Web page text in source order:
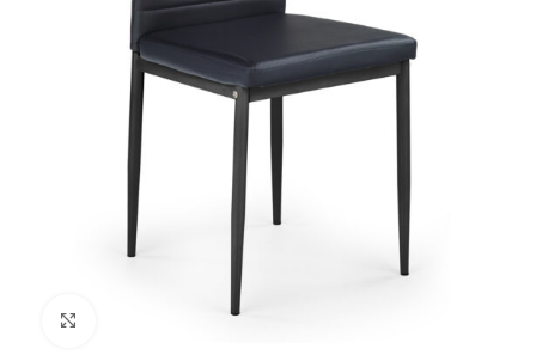
Zobacz duże zdjęcie